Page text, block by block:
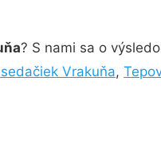
? S nami sa o
Vrakuňa,